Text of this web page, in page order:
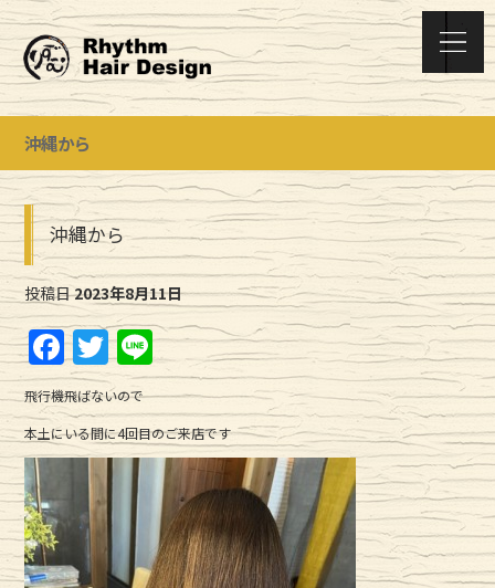
沖縄から
沖縄から
投稿日2023年8月11日
F
a
c
e
o
o
T
w
it
te
r
Li
n
e
飛行機飛ばないので
本土にいる間に4回目のご来店です